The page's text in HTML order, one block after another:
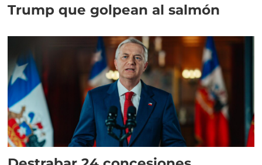
Trump que golpean al salmón